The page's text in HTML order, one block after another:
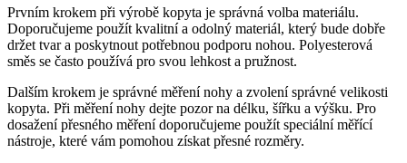
Prvním‌ krokem při výrobě ⁣kopyta je správná ‍volba materiálu.
Doporučujeme použít kvalitní a ‌odolný materiál, který bude dobře
držet tvar a‍ poskytnout potřebnou podporu nohou. Polyesterová
směs se často⁣ používá pro svou lehkost a pružnost.
Dalším krokem je správné měření nohy a zvolení správné velikosti
kopyta. Při měření nohy dejte pozor na délku, šířku a‍ výšku.‍ Pro
dosažení ⁤přesného měření doporučujeme použít‍ speciální měřící
nástroje, které ⁤vám pomohou získat přesné rozměry.